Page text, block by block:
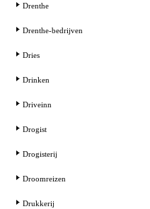
Drenthe
Drenthe-bedrijven
Dries
Drinken
Driveinn
Drogist
Drogisterij
Droomreizen
Drukkerij